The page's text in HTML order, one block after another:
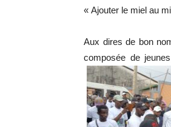
« Ajouter le miel au
Aux dires de bon
composée de